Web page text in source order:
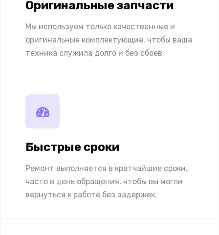
Оригинальные запчасти
Мы используем только качественные и
оригинальные комплектующие, чтобы ваша
техника служила долго и без сбоев.
Быстрые сроки
Ремонт выполняется в кратчайшие сроки,
часто в день обращения, чтобы вы могли
вернуться к работе без задержек.